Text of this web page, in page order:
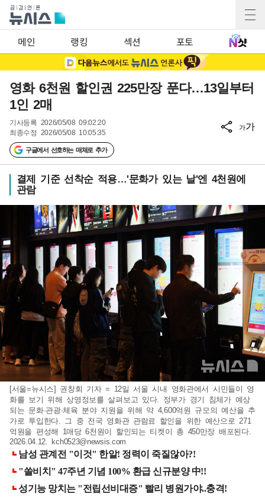
메인 랭킹 섹션 포토
영화 6천원 할인권 225만장 푼다…13일부터
1인 2매
기사등록 2026/05/08 09:02:20
최종수정 2026/05/08 10:05:35
구글에서 선호하는 매체로 추가
가가
결제 기준 선착순 적용…'문화가 있는 날'엔 4천원에
관람
[서울=뉴시스] 권창회 기자 = 12일 서울 시내 영화관에서 시민들이 영
화를 보기 위해 상영정보를 살펴보고 있다. 정부가 경기 침체가 예상
되는 문화·관광·체육 분야 지원을 위해 약 4,600억원 규모의 예산을 추
가로 투입한다. 그 중 전국 영화관 관람료 할인을 위한 예산으로 271
억원을 편성해 1매당 6천원이 할인되는 티켓이 총 450만장 배포된다.
2026.04.12. kch0523@newsis.com